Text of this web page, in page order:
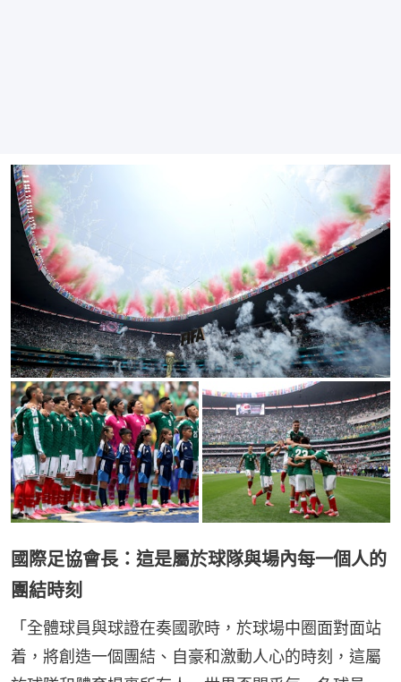
國際足協會長：這是屬於球隊與場內每一個人的
團結時刻
「全體球員與球證在奏國歌時，於球場中圈面對面站
着，將創造一個團結、自豪和激動人心的時刻，這屬